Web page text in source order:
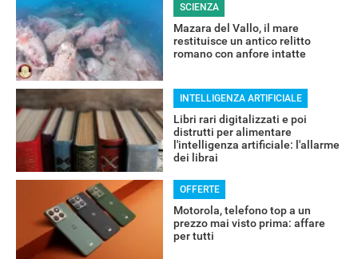
SCIENZA
Mazara del Vallo, il mare
restituisce un antico relitto
romano con anfore intatte
INTELLIGENZA ARTIFICIALE
Libri rari digitalizzati e poi
distrutti per alimentare
l'intelligenza artificiale: l'allarme
dei librai
OFFERTE
Motorola, telefono top a un
prezzo mai visto prima: affare
per tutti